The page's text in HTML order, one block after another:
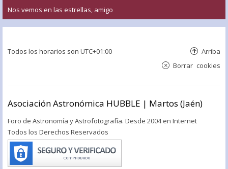
Nos vemos en las estrellas, amigo
Todos los horarios son UTC+01:00 Arriba
Borrar cookies
Asociación Astronómica HUBBLE | Martos (Jaén)
Foro de Astronomía y Astrofotografía. Desde 2004 en Internet
Todos los Derechos Reservados